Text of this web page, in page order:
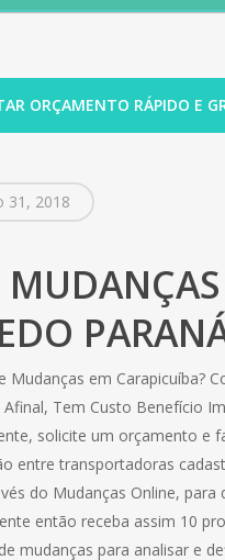
ORÇAMENTO RÁPIDO E
31, 2018
Mudanças em Carapicuíba?
Afinal, Tem Custo Benefício
solicite um orçamento e
entre transportadoras
do Mudanças Online, para
então receba assim 10
mudanças para analisar e